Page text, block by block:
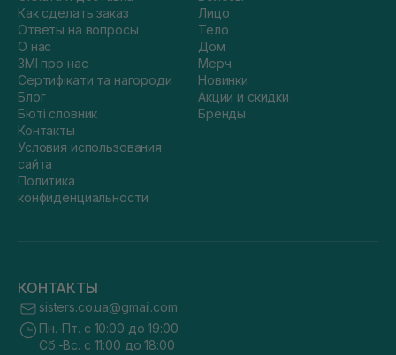
Как сделать заказ
Ответы на вопросы
О нас
ЗМІ про нас
Сертифікати та нагороди
Блог
Бюті словник
Контакты
Условия использования
сайта
Политика
конфиденциальности
Лицо
Тело
Дом
Мерч
Новинки
Акции и скидки
Бренды
КОНТАКТЫ
sisters.co.ua@gmail.com
Пн.-Пт. с 10:00 до 19:00
Сб.-Вс. с 11:00 до 18:00